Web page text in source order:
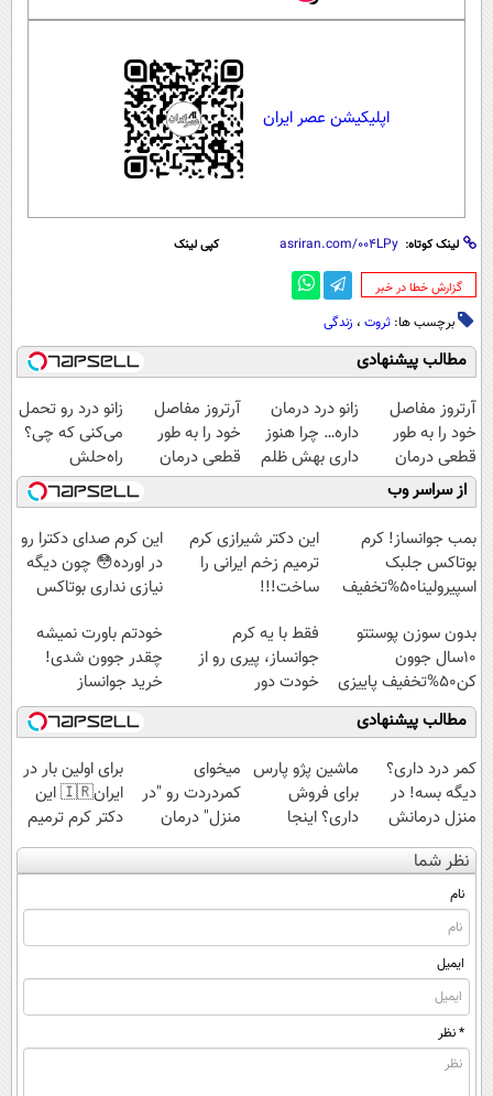
اپلیکیشن عصر ایران
لینک کوتاه: کپی لینک
‌گزارش خطا در خبر
برچسب ها: ثروت ، زندگی
مطالب پیشنهادی
آرتروز مفاصل
خود را به طور
قطعی درمان
کنید!
◂پرسش‌نامه▸
زانو درد درمان
داره… چرا هنوز
داری بهش ظلم
می‌کنی؟
آرتروز مفاصل
خود را به طور
قطعی درمان
کنید!
◗پرسش‌نامه◖
زانو درد رو تحمل
می‌کنی که چی؟
راه‌حلش
همین‌جاست!
از سراسر وب
بمب جوانساز! کرم
بوتاکس جلبک
اسپیرولینا50%تخفیف
این دکتر شیرازی کرم
ترمیم زخم ایرانی را
ساخت!!!
این کرم صدای دکترا رو
در اورده😳 چون دیگه
نیازی نداری بوتاکس
بدون سوزن پوستتو
10سال جوون
کن50%تخفیف پاییزی
فقط با یه کرم
جوانساز، پیری رو از
خودت دور
کن(تخفیف50%)
خودتم باورت نمیشه
چقدر جوون شدی!
خرید جوانساز
اسپیرولینا با تخفیف
ویژه
مطالب پیشنهادی
کمر درد داری؟
دیگه بسه! در
منزل درمانش
کن
(◀پرسش‌نامه)
ماشین پژو پارس
برای فروش
داری؟ اینجا
سریع بفروشش
میخوای
کمردردت رو "در
منزل" درمان
کنی؟ (◂فیلم +
◂پرسش‌نامه)
برای اولین بار در
ایران🇮🇷 این
دکتر کرم ترمیم
کننده 23 روزه
ساخت!
نظر شما
نام
ایمیل
* نظر